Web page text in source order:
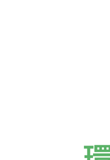
學者Kee
珊瑚礁復育
幼苗培育等
James True